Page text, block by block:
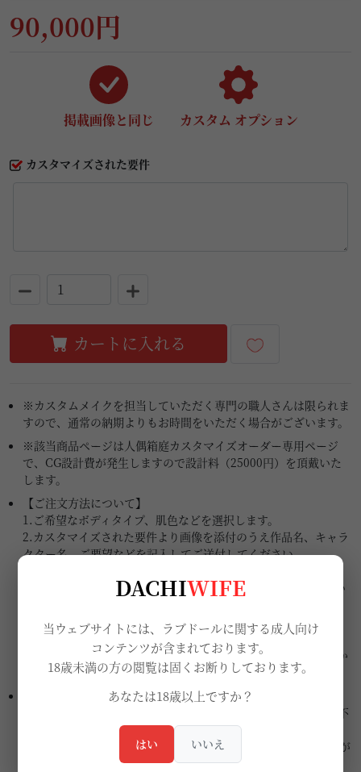
90,000円
掲載画像と同じ カスタム オプション
カスタマイズされた要件
カートに入れる
※カスタムメイクを担当していただく専門の職人さんは限られま
すので、通常の納期よりもお時間をいただく場合がございます。
※該当商品ページは人偶箱庭カスタマイズオーダー専用ページ
で、CG設計費が発生しますので設計料（25000円）を頂戴いた
します。
【ご注文方法について】
1.ご希望なボディタイプ、肌色などを選択します。
2.カスタマイズされた要件より画像を添付のうえ作品名、キャラ
クター名、ご要望などを記入してご送付してください。
でメールで打ち合わせを行います。（100％同じする事が難しい
4.内容確定後に料金をお支払いください。
5.制作スタートします。工場と職人さんにおまかせください。
6.完成画像や動画をメールにてご送付します、ご確認を頂いてか
ら出荷します。
この時まだ微調整できます。
※デザイン完了しましたら、ほかの写真のメイクにように変更不
可です、例えばお口の形が変更不可。
メイクが確認しましたら、そのあと変更できません、（メイクが
落ないタイプので）
DACHIWIFE
当ウェブサイトには、ラブドールに関する成人向け
コンテンツが含まれております。
18歳未満の方の閲覧は固くお断りしております。
あなたは18歳以上ですか？
はい いいえ